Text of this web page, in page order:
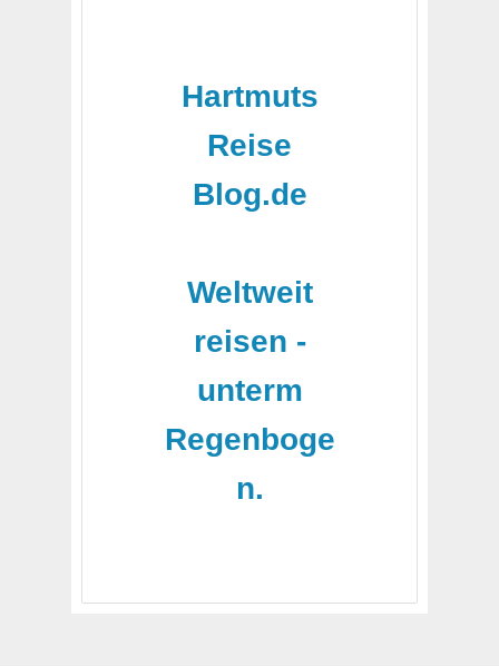
Hartmuts
Reise
Blog.de
Weltweit
reisen -
unterm
Regenboge
n.